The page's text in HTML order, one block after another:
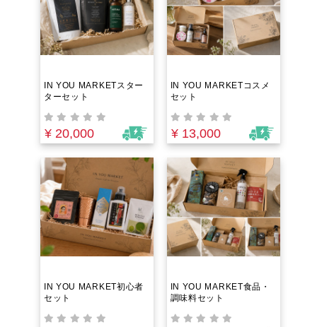
IN YOU MARKETスター
ターセット
¥ 20,000
IN YOU MARKETコスメ
セット
¥ 13,000
IN YOU MARKET初心者
セット
IN YOU MARKET食品・
調味料セット